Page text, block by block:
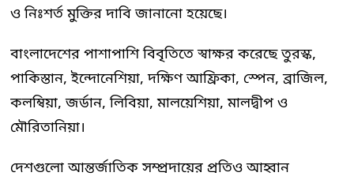
ও নিঃশর্ত মুক্তির দাবি জানানো হয়েছে।
বাংলাদেশের পাশাপাশি বিবৃতিতে স্বাক্ষর করেছে তুরস্ক,
পাকিস্তান, ইন্দোনেশিয়া, দক্ষিণ আফ্রিকা, স্পেন, ব্রাজিল,
কলম্বিয়া, জর্ডান, লিবিয়া, মালয়েশিয়া, মালদ্বীপ ও
মৌরিতানিয়া।
দেশগুলো আন্তর্জাতিক সম্প্রদায়ের প্রতিও আহ্বান